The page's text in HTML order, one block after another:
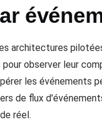
architectures
observer leur
les événements
de flux
réel.